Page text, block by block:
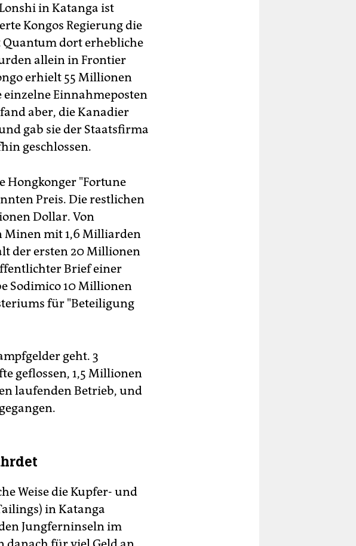
in Katanga ist
Kongos Regierung die
Quantum dort erhebliche
allein in Frontier
erhielt 55 Millionen
Einnahmeposten
aber, die Kanadier
gab sie der Staatsfirma
geschlossen.
Hongkonger "Fortune
Preis. Die restlichen
Dollar. Von
Minen mit 1,6 Milliarden
der ersten 20 Millionen
Brief einer
Sodimico 10 Millionen
für "Beteiligung
geht. 3
geflossen, 1,5 Millionen
laufenden Betrieb, und
Weise die Kupfer- und
in Katanga
Jungferninseln im